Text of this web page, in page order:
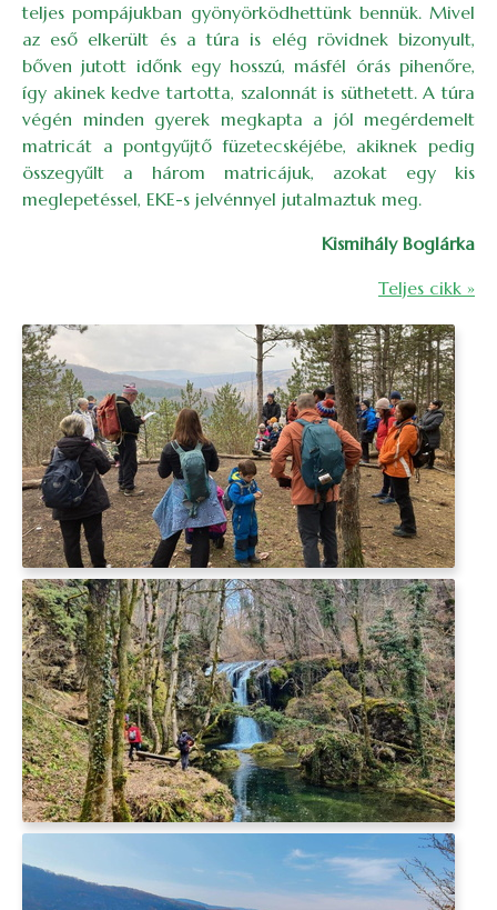
teljes pompájukban gyönyörködhettünk bennük. Mivel
az eső elkerült és a túra is elég rövidnek bizonyult,
bőven jutott időnk egy hosszú, másfél órás pihenőre,
így akinek kedve tartotta, szalonnát is süthetett. A túra
végén minden gyerek megkapta a jól megérdemelt
matricát a pontgyűjtő füzetecskéjébe, akiknek pedig
összegyűlt a három matricájuk, azokat egy kis
meglepetéssel, EKE-s jelvénnyel jutalmaztuk meg.
Kismihály Boglárka
Teljes cikk »